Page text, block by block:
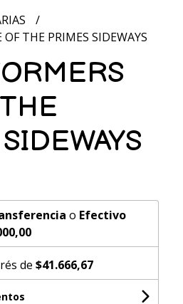
OF THE PRIMES SIDEWAYS
o Efectivo
de $41.666,67